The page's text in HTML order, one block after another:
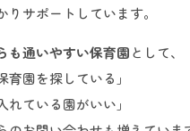
サポートしています。
も通いやすい保育園として、
育園を探している」
れている園がいい」